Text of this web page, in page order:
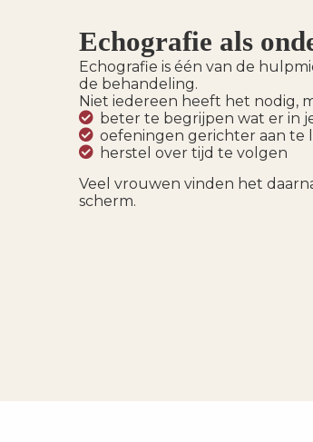
Echografie als
Echografie is één van de
de behandeling.
Niet iedereen heeft het nodig,
beter te begrijpen wat er in
oefeningen gerichter aan te
herstel over tijd te volgen
Veel vrouwen vinden het
scherm.